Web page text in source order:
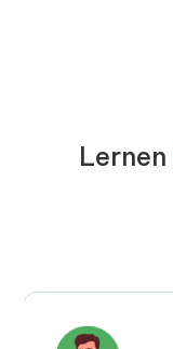
Lernen